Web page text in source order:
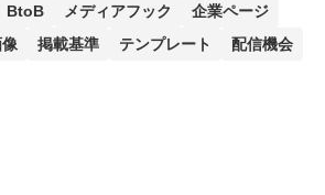
BtoB メディアフック
企業ページ
掲載基準 テンプレート
配信機会